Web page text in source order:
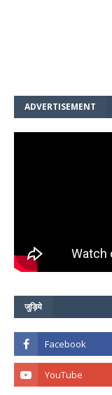
ADVERTISEMENT
जुड़िये